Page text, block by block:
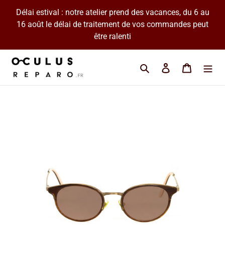
contenu
Délai estival : notre atelier prend des vacances, du 6 au
16 août le délai de traitement de vos commandes peut
être ralenti
Cherchez une
Se connecter
Panier